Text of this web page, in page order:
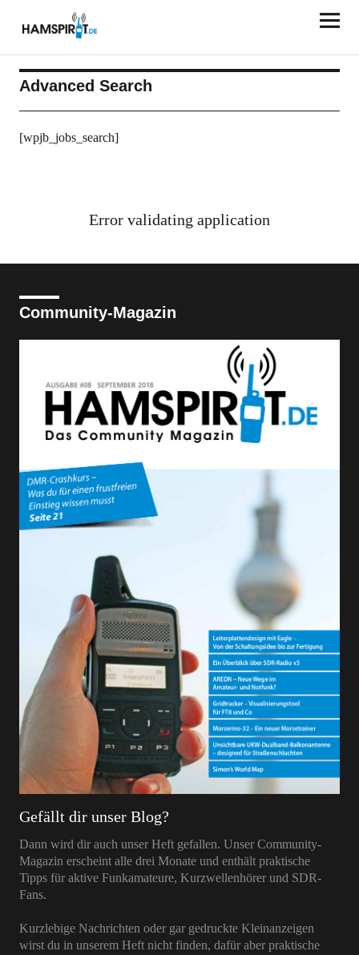
HAMSPIRIT.DE
Advanced Search
[wpjb_jobs_search]
Error validating application
Community-Magazin
Gefällt dir unser Blog?
Dann wird dir auch unser Heft gefallen. Unser Community-
Magazin erscheint alle drei Monate und enthält praktische
Tipps für aktive Funkamateure, Kurzwellenhörer und SDR-
Fans.
Kurzlebige Nachrichten oder gar gedruckte Kleinanzeigen
wirst du in unserem Heft nicht finden, dafür aber praktische